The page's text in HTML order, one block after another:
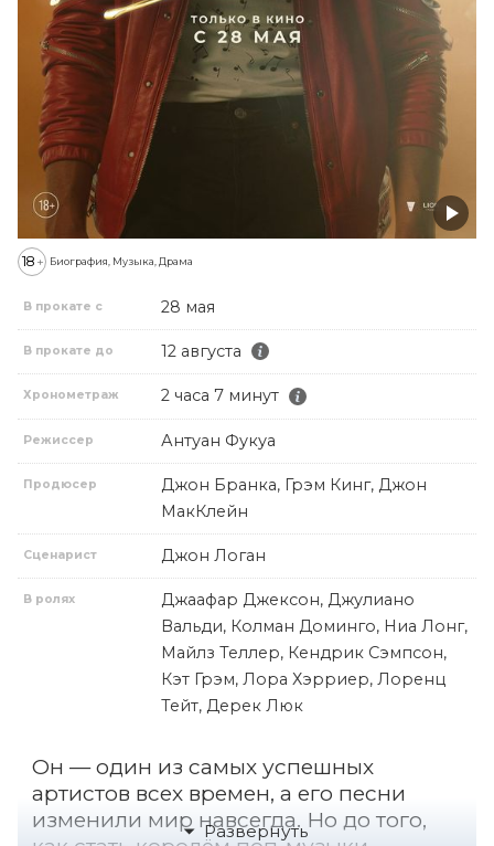
18 + Биография, Музыка, Драма
В прокате с 28 мая
В прокате до 12 августа
Хронометраж 2 часа 7 минут
Режиссер Антуан Фукуа
Продюсер
Джон Бранка, Грэм Кинг, Джон
МакКлейн
Сценарист Джон Логан
В ролях
Джаафар Джексон, Джулиано
Вальди, Колман Доминго, Ниа Лонг,
Майлз Теллер, Кендрик Сэмпсон,
Кэт Грэм, Лора Хэрриер, Лоренц
Тейт, Дерек Люк
Он — один из самых успешных
артистов всех времен, а его песни
изменили мир навсегда. Но до того,